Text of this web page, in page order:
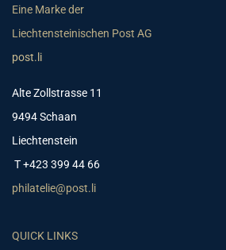
Eine Marke der
Liechtensteinischen Post AG
post.li
Alte Zollstrasse 11
9494 Schaan
Liechtenstein
T +423 399 44 66
philatelie@post.li
QUICK LINKS